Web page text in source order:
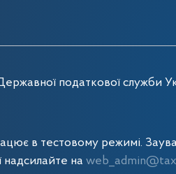
податкової служби
в тестовому режимі.
надсилайте на